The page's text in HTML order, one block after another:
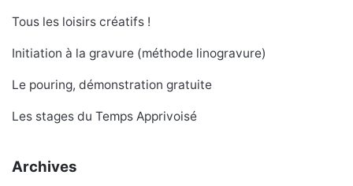
Tous les loisirs créatifs !
Initiation à la gravure (méthode linogravure)
Le pouring, démonstration gratuite
Les stages du Temps Apprivoisé
Archives